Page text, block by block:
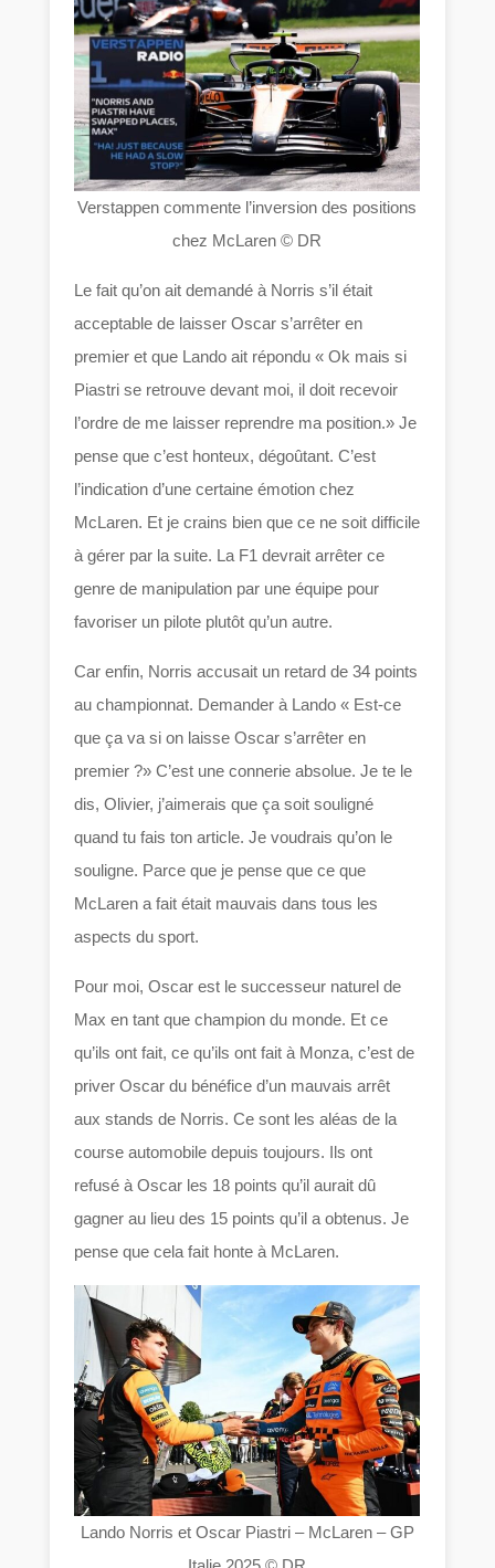
Verstappen commente l’inversion des positions
chez McLaren © DR
Le fait qu’on ait demandé à Norris s’il était
acceptable de laisser Oscar s’arrêter en
premier et que Lando ait répondu « Ok mais si
Piastri se retrouve devant moi, il doit recevoir
l’ordre de me laisser reprendre ma position.» Je
pense que c’est honteux, dégoûtant. C’est
l’indication d’une certaine émotion chez
McLaren. Et je crains bien que ce ne soit difficile
à gérer par la suite. La F1 devrait arrêter ce
genre de manipulation par une équipe pour
favoriser un pilote plutôt qu’un autre.
Car enfin, Norris accusait un retard de 34 points
au championnat. Demander à Lando « Est-ce
que ça va si on laisse Oscar s’arrêter en
premier ?» C’est une connerie absolue. Je te le
dis, Olivier, j’aimerais que ça soit souligné
quand tu fais ton article. Je voudrais qu’on le
souligne. Parce que je pense que ce que
McLaren a fait était mauvais dans tous les
aspects du sport.
Pour moi, Oscar est le successeur naturel de
Max en tant que champion du monde. Et ce
qu’ils ont fait, ce qu’ils ont fait à Monza, c’est de
priver Oscar du bénéfice d’un mauvais arrêt
aux stands de Norris. Ce sont les aléas de la
course automobile depuis toujours. Ils ont
refusé à Oscar les 18 points qu’il aurait dû
gagner au lieu des 15 points qu’il a obtenus. Je
pense que cela fait honte à McLaren.
Lando Norris et Oscar Piastri – McLaren – GP